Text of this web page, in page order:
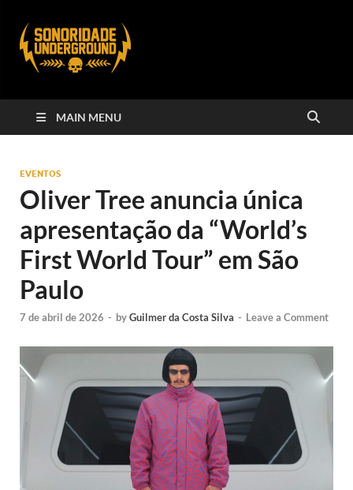
MAIN MENU
EVENTOS
Oliver Tree anuncia única
apresentação da “World’s
First World Tour” em São
Paulo
7 de abril de 2026 - byGuilmer da Costa Silva - Leave a Comment